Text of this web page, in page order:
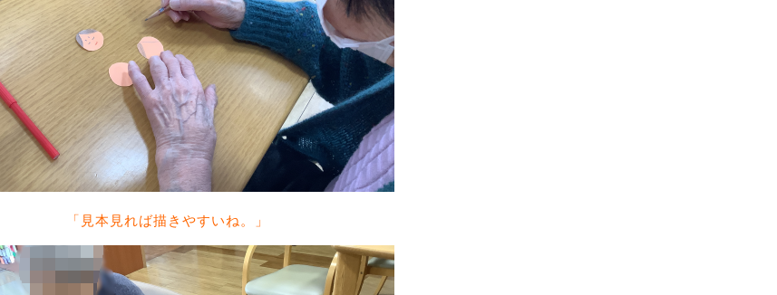
「見本見れば描きやすいね。」